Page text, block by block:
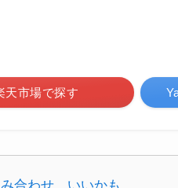
天市場で探す
合わせ。いいかも。